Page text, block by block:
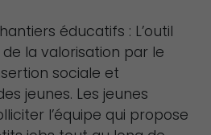
éducatifs : L’outil
la valorisation par le
sociale et
jeunes. Les jeunes
l’équipe qui propose